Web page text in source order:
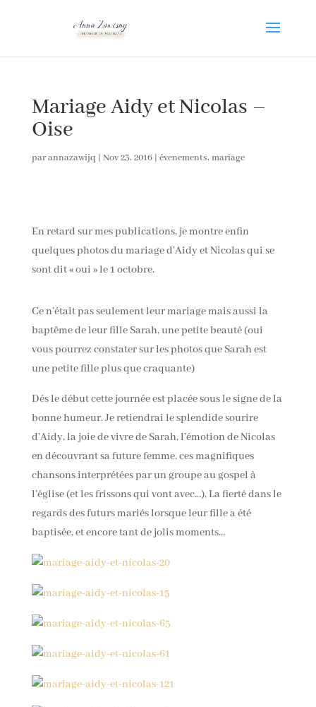
Mariage Aidy et Nicolas –
Oise
parannazawijq | Nov 23, 2016| évenements, mariage
En retard sur mes publications, je montre enfin
quelques photos du mariage d’Aidy et Nicolas qui se
sont dit « oui » le 1 octobre.
Ce n’était pas seulement leur mariage mais aussi la
baptême de leur fille Sarah, une petite beauté (oui
vous pourrez constater sur les photos que Sarah est
une petite fille plus que craquante)
Dés le début cette journée est placée sous le signe de la
bonne humeur. Je retiendrai le splendide sourire
d’Aidy, la joie de vivre de Sarah, l’émotion de Nicolas
en découvrant sa future femme, ces magnifiques
chansons interprétées par un groupe au gospel à
l’église (et les frissons qui vont avec…), La fierté dans le
regards des futurs mariés lorsque leur fille a été
baptisée, et encore tant de jolis moments…